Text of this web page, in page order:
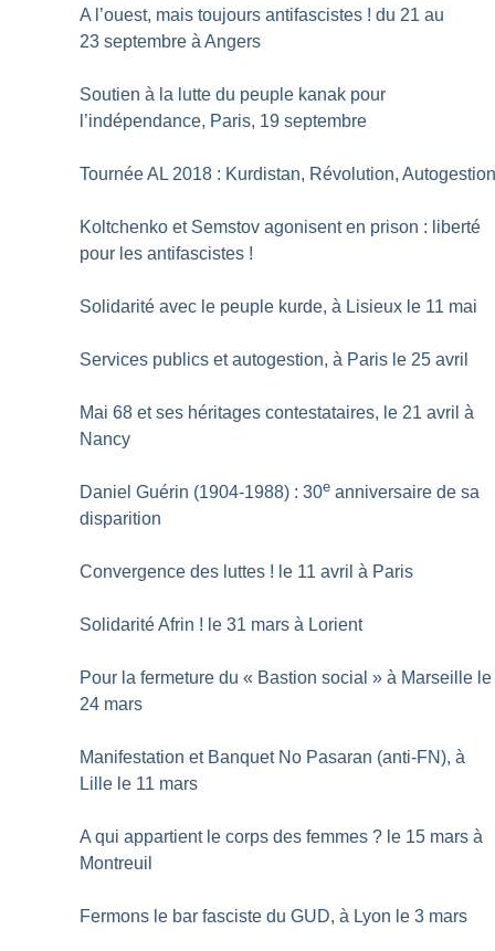
A l’ouest, mais toujours antifascistes ! du 21 au
23 septembre à Angers
Soutien à la lutte du peuple kanak pour
l’indépendance, Paris, 19 septembre
Tournée AL 2018 : Kurdistan, Révolution,
Koltchenko et Semstov agonisent en prison : liberté
pour les antifascistes !
Solidarité avec le peuple kurde, à Lisieux le 11 mai
Services publics et autogestion, à Paris le 25 avril
Mai 68 et ses héritages contestataires, le 21 avril à
Nancy
Daniel Guérin (1904-1988) : 30e anniversaire de sa
disparition
Convergence des luttes ! le 11 avril à Paris
Solidarité Afrin ! le 31 mars à Lorient
Pour la fermeture du « Bastion social » à Marseille le
24 mars
Manifestation et Banquet No Pasaran (anti-FN), à
Lille le 11 mars
A qui appartient le corps des femmes ? le 15 mars à
Montreuil
Fermons le bar fasciste du GUD, à Lyon le 3 mars